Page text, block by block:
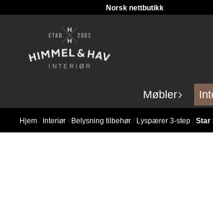
Norsk nettbutikk
Møbler
Hjem / Interiør / Belysning tilbehør / Lyspærer 3-step / Star